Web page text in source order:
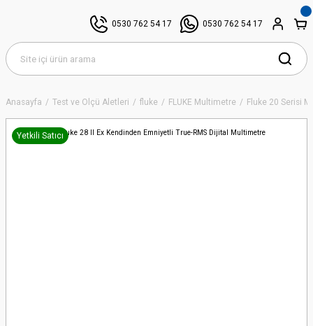
0530 762 54 17 0530 762 54 17
Anasayfa Test ve Ölçü Aletleri fluke FLUKE Multimetre Fluke 20 Serisi
Yetkili Satıcı